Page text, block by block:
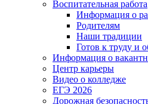
Воспитательная работа
Информация о
Родителям
Наши традиции
Готов к труду и
Информация о
Центр карьеры
Видео о колледже
ЕГЭ 2026
Дорожная